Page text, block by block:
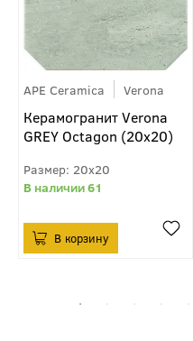
APE Ceramica Verona
Керамогранит Verona
GREY Octagon (20x20)
20x20
61